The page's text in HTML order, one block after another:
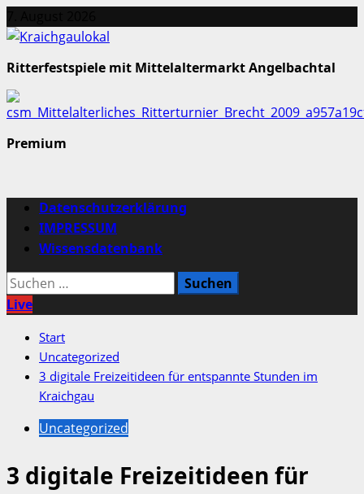
Inhalt
Ritterfestspiele mit Mittelaltermarkt Angelbachtal
Premium
Primäres
Menü
Datenschutzerklärung
IMPRESSUM
Wissensdatenbank
Suchen
nach:
Live
Start
Uncategorized
3 digitale Freizeitideen für entspannte Stunden im
Kraichgau
Uncategorized
3 digitale Freizeitideen für